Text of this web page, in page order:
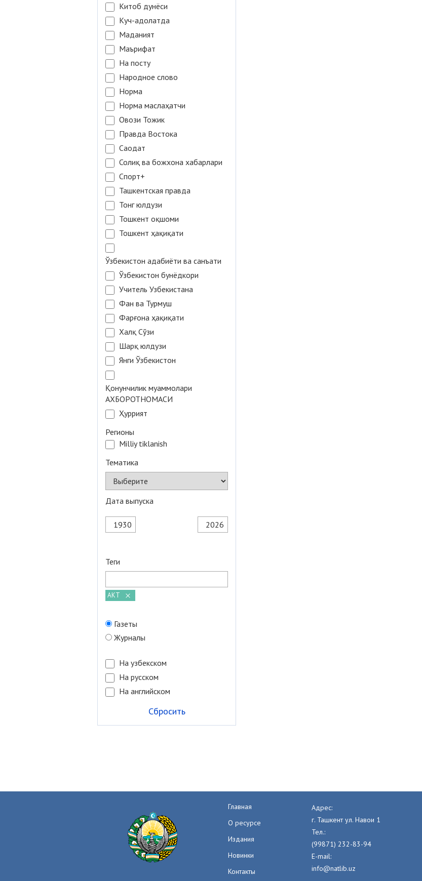
Китоб дунёси
Куч-адолатда
Маданият
Маърифат
На посту
Народное слово
Норма
Норма маслаҳатчи
Овози Тожик
Правда Востока
Саодат
Солиқ ва божхона хабарлари
Спорт+
Ташкентская правда
Тонг юлдузи
Тошкент оқшоми
Тошкент ҳақиқати
Ўзбекистон адабиёти ва санъати
Ўзбекистон бунёдкори
Учитель Узбекистана
Фан ва Турмуш
Фарғона ҳақиқати
Халқ Сўзи
Шарқ юлдузи
Янги Ўзбекистон
Қонунчилик муаммолари
АХБОРОТНОМАСИ
Ҳуррият
Регионы
Milliy tiklanish
Тематика
Дата выпуска
Теги
АКТ
Газеты
Журналы
На узбекском
На русском
На английском
Сбросить
Главная
О ресурсе
Издания
Новинки
Контакты
Адрес:
г. Ташкент ул. Навои 1
Тел.:
(99871) 232-83-94
E-mail:
info@natlib.uz